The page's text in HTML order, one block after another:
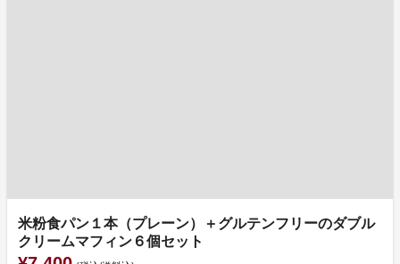
米粉食パン１本（プレーン）＋グルテンフリーのダブル
クリームマフィン６個セット